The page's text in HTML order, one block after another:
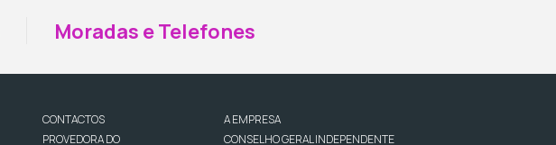
Moradas e Telefones
CONTACTOS
PROVEDORA DO
A EMPRESA
CONSELHO GERAL INDEPENDENTE